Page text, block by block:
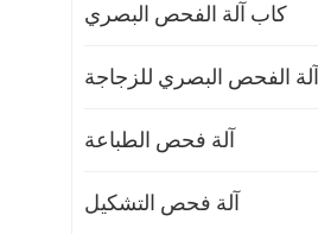
كاب آلة الفحص البصري
آلة الفحص البصري للزجاجة
آلة فحص الطباعة
آلة فحص التشكيل